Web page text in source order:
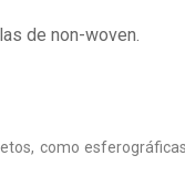
de non-woven.
como